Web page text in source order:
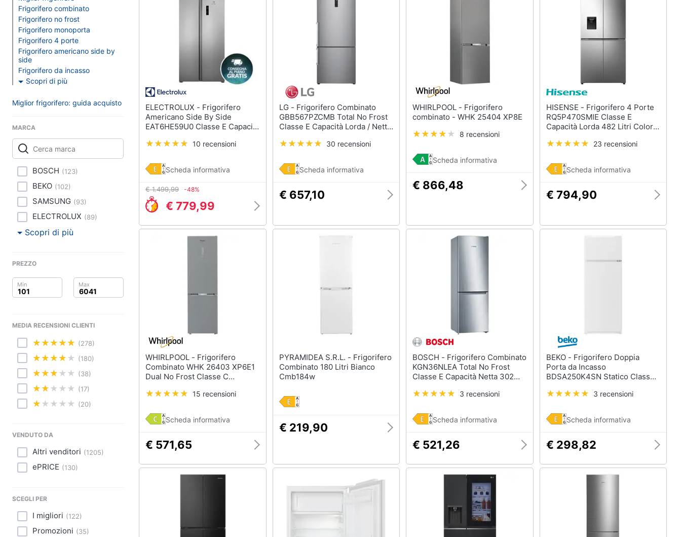
Arredo
Brico e Giardinaggio
Salute e igiene
Prima infanzia
Fotografia
Casalinghi
Abbigliamento
Sport
Libri, cd e dvd
Promozioni
Lavastoviglie da Incasso
Aspirapolvere Dyson
Scopa a vapore
Elettrodomestici
professionali e industriali
Abbattitore
Macchine da cucire
Friggitrice professionale
Vedi tutti
Elettrodomestici in offerta
Frigoriferi in offerta
Microonde in offerta
Frigorifero combinato
Frigorifero no frost
Frigorifero monoporta
Frigorifero 4 porte
Frigorifero americano side by
side
Frigorifero da incasso
Scopri di più
Miglior frigorifero: guida acquisto
MARCA
BOSCH (123)
BEKO (102)
SAMSUNG (93)
ELECTROLUX (89)
Scopri di più
PREZZO
MEDIA RECENSIONI CLIENTI
(278)
(180)
(38)
(17)
(20)
VENDUTO DA
Altri venditori (1205)
ePRICE (130)
SCEGLI PER
I migliori (122)
Promozioni (35)
ELECTROLUX - Frigorifero
Americano Side By Side
EAT6HE59U0 Classe E Capacità
10 recensioni
Scheda informativa
€ 1.499,99 -48%
€ 779,99
LG - Frigorifero Combinato
GBB567PZCMB Total No Frost
Classe E Capacità Lorda / Netta
30 recensioni
Scheda informativa
€ 657,10
WHIRLPOOL - Frigorifero
combinato - WHK 25404 XP8E
8 recensioni
Scheda informativa
€ 866,48
HISENSE - Frigorifero 4 Porte
RQ5P470SMIE Classe E
Capacità Lorda 482 Litri Colore
23 recensioni
Scheda informativa
€ 794,90
WHIRLPOOL - Frigorifero
Combinato WHK 26403 XP6E1
Dual No Frost Classe C
Acciaio Inox 15 recensioni
Scheda informativa
€ 571,65
PYRAMIDEA S.R.L. - Frigorifero
Combinato 180 Litri Bianco
Cmb184w
€ 219,90
BOSCH - Frigorifero Combinato
KGN36NLEA Total No Frost
Classe E Capacità Netta 302
3 recensioni
Scheda informativa
€ 521,26
BEKO - Frigorifero Doppia
Porta da Incasso
BDSA250K4SN Statico Classe
3 recensioni
Scheda informativa
€ 298,82